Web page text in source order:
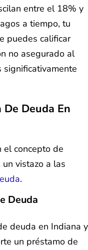
entre el 18% y
a tiempo, tu
puedes calificar
no asegurado al
significativamente
Deuda En
el concepto de
vistazo a las
.
Deuda
deuda en Indiana y
un préstamo de